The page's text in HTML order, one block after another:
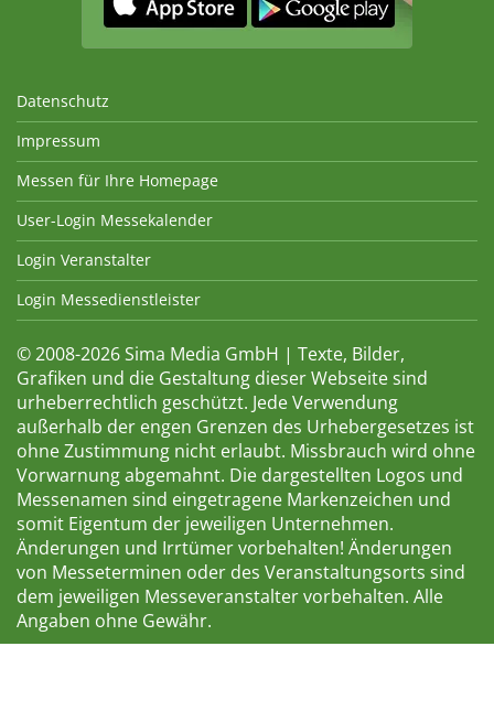
Datenschutz
Impressum
Messen für Ihre Homepage
User-Login Messekalender
Login Veranstalter
Login Messedienstleister
© 2008-2026 Sima Media GmbH | Texte, Bilder,
Grafiken und die Gestaltung dieser Webseite sind
urheberrechtlich geschützt. Jede Verwendung
außerhalb der engen Grenzen des Urhebergesetzes ist
ohne Zustimmung nicht erlaubt. Missbrauch wird ohne
Vorwarnung abgemahnt. Die dargestellten Logos und
Messenamen sind eingetragene Markenzeichen und
somit Eigentum der jeweiligen Unternehmen.
Änderungen und Irrtümer vorbehalten! Änderungen
von Messeterminen oder des Veranstaltungsorts sind
dem jeweiligen Messeveranstalter vorbehalten. Alle
Angaben ohne Gewähr.